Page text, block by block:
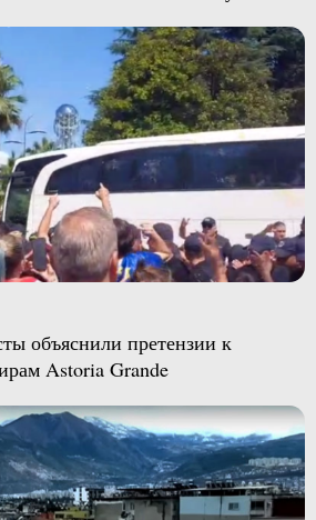
объяснили претензии к
Astoria Grande